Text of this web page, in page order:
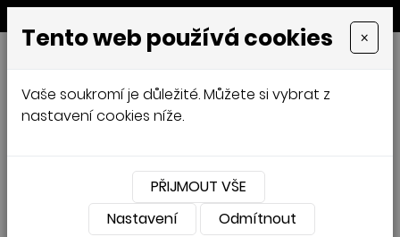
MENU
GALAMODA-XXL
Jana Mládková
XXL,ČESKÁ VÝROBA
Přihlásit Košík 0
Tento web používá cookies ×
Vaše soukromí je důležité. Můžete si vybrat z
nastavení cookies níže.
PŘIJMOUT VŠE
Nastavení
Odmítnout